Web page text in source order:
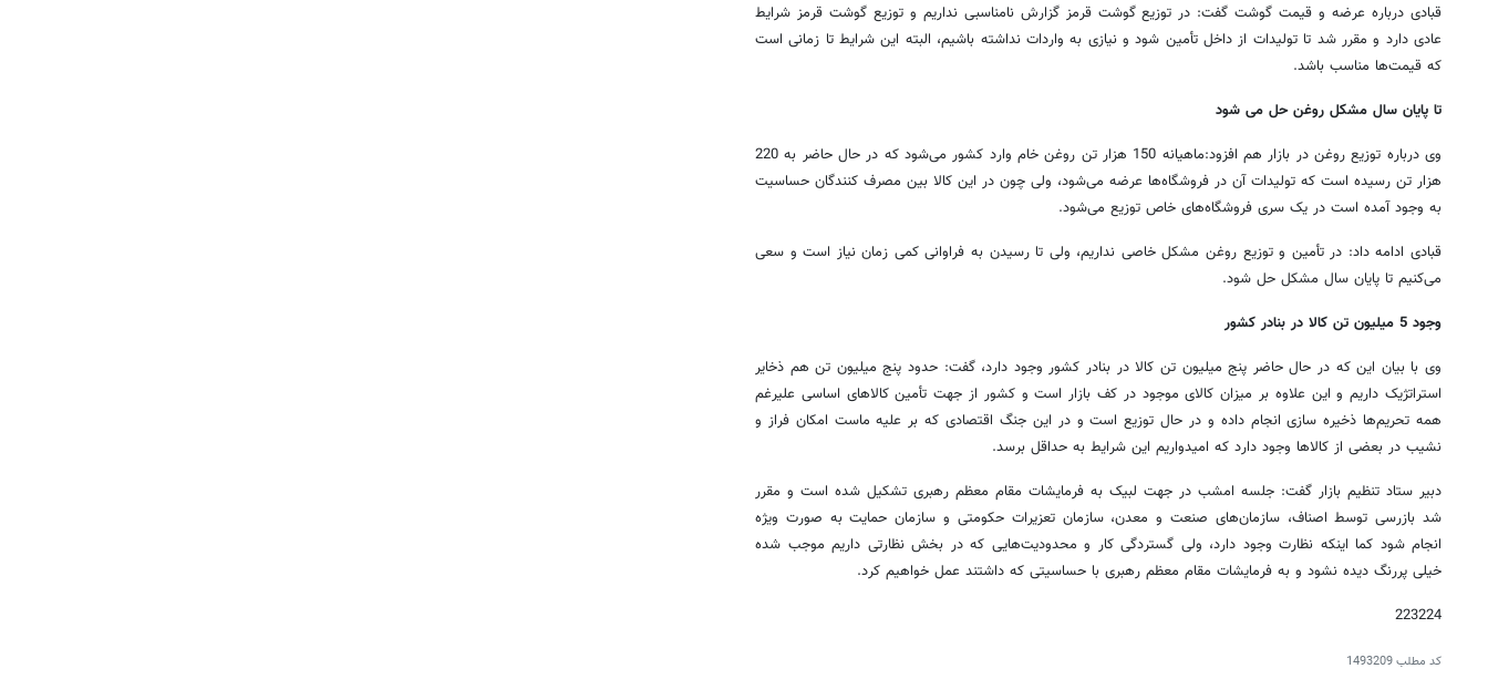
قبادی درباره عرضه و قیمت گوشت گفت: در توزیع گوشت قرمز گزارش نامناسبی نداریم و توزیع گوشت قرمز شرایط
عادی دارد و مقرر شد تا تولیدات از داخل تأمین شود و نیازی به واردات نداشته باشیم، البته این شرایط تا زمانی است
که قیمت‌ها مناسب باشد.
تا پایان سال مشکل روغن حل می شود
وی درباره توزیع روغن در بازار هم افزود:ماهیانه 150 هزار تن روغن خام وارد کشور می‌شود که در حال حاضر به 220
هزار تن رسیده است که تولیدات آن در فروشگاه‌ها عرضه می‌شود، ولی چون در این کالا بین مصرف کنندگان حساسیت
به وجود آمده است در یک سری فروشگاه‌های خاص توزیع می‌شود.
قبادی ادامه داد: در تأمین و توزیع روغن مشکل خاصی نداریم، ولی تا رسیدن به فراوانی کمی زمان نیاز است و سعی
می‌کنیم تا پایان سال مشکل حل شود.
وجود 5 میلیون تن کالا در بنادر کشور
وی با بیان این که در حال حاضر پنج میلیون تن کالا در بنادر کشور وجود دارد، گفت: حدود پنج میلیون تن هم ذخایر
استراتژیک داریم و این علاوه بر میزان کالای موجود در کف بازار است و کشور از جهت تأمین کالاهای اساسی علیرغم
همه تحریم‌ها ذخیره سازی انجام داده و در حال توزیع است و در این جنگ اقتصادی که بر علیه ماست امکان فراز و
نشیب در بعضی از کالاها وجود دارد که امیدواریم این شرایط به حداقل برسد.
دبیر ستاد تنظیم بازار گفت: جلسه امشب در جهت لبیک به فرمایشات مقام معظم رهبری تشکیل شده است و مقرر
شد بازرسی توسط اصناف، سازمان‌های صنعت و معدن، سازمان تعزیرات حکومتی و سازمان حمایت به صورت ویژه
انجام شود کما اینکه نظارت وجود دارد، ولی گستردگی کار و محدودیت‌هایی که در بخش نظارتی داریم موجب شده
خیلی پررنگ دیده نشود و به فرمایشات مقام معظم رهبری با حساسیتی که داشتند عمل خواهیم کرد.
223224
کد مطلب1493209